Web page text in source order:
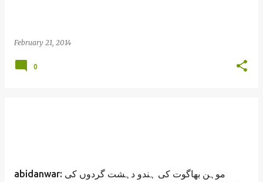
February 21, 2014
0
abidanwar: موہن بھاگوت کی ہندو دہشت گردوں کی